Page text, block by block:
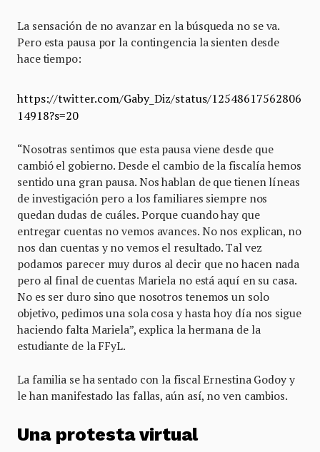
La sensación de no avanzar en la búsqueda no se va.
Pero esta pausa por la contingencia la sienten desde
hace tiempo:
https://twitter.com/Gaby_Diz/status/12548617562806
14918?s=20
“Nosotras sentimos que esta pausa viene desde que
cambió el gobierno. Desde el cambio de la fiscalía hemos
sentido una gran pausa. Nos hablan de que tienen líneas
de investigación pero a los familiares siempre nos
quedan dudas de cuáles. Porque cuando hay que
entregar cuentas no vemos avances. No nos explican, no
nos dan cuentas y no vemos el resultado. Tal vez
podamos parecer muy duros al decir que no hacen nada
pero al final de cuentas Mariela no está aquí en su casa.
No es ser duro sino que nosotros tenemos un solo
objetivo, pedimos una sola cosa y hasta hoy día nos sigue
haciendo falta Mariela”, explica la hermana de la
estudiante de la FFyL.
La familia se ha sentado con la fiscal Ernestina Godoy y
le han manifestado las fallas, aún así, no ven cambios.
Una protesta virtual